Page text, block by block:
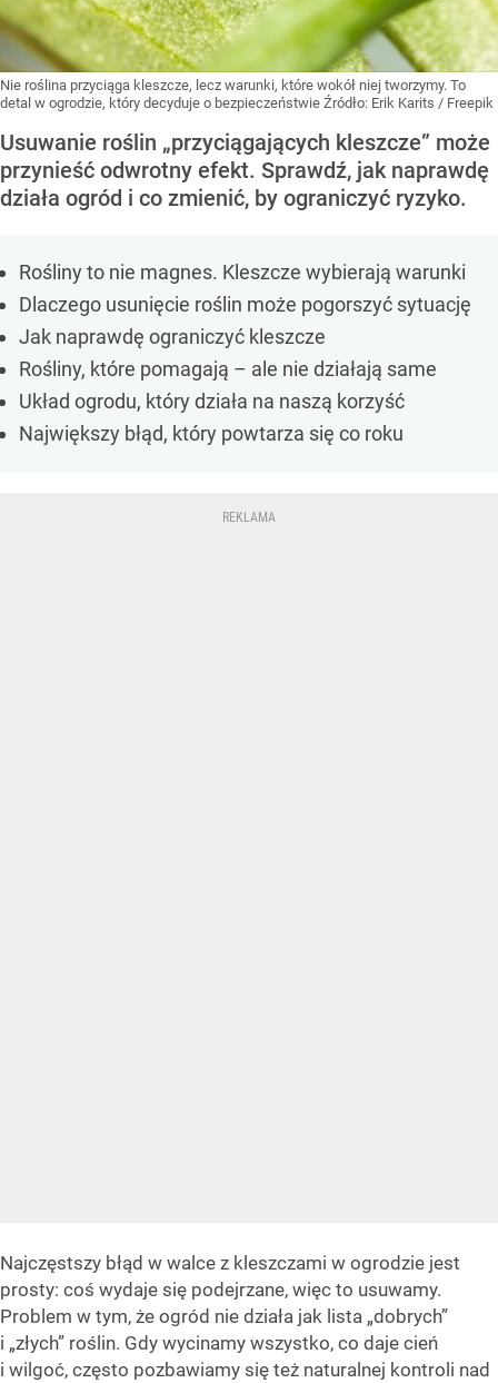
Nie roślina przyciąga kleszcze, lecz warunki, które wokół niej tworzymy. To
detal w ogrodzie, który decyduje o bezpieczeństwie Źródło: Erik Karits / Freepik
Usuwanie roślin „przyciągających kleszcze” może
przynieść odwrotny efekt. Sprawdź, jak naprawdę
działa ogród i co zmienić, by ograniczyć ryzyko.
Rośliny to nie magnes. Kleszcze wybierają warunki
Dlaczego usunięcie roślin może pogorszyć sytuację
Jak naprawdę ograniczyć kleszcze
Rośliny, które pomagają – ale nie działają same
Układ ogrodu, który działa na naszą korzyść
Największy błąd, który powtarza się co roku
Najczęstszy błąd w walce z kleszczami w ogrodzie jest
prosty: coś wydaje się podejrzane, więc to usuwamy.
Problem w tym, że ogród nie działa jak lista „dobrych”
i „złych” roślin. Gdy wycinamy wszystko, co daje cień
i wilgoć, często pozbawiamy się też naturalnej kontroli nad